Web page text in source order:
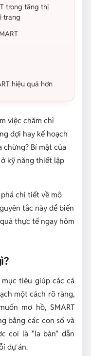
trong tăng thị
trang
hiệu quả hơn
việc chăm chỉ
đợi hay kế hoạch
Bí mật của
kỹ năng thiết lập
chi tiết về mô
tắc này để biến
thực tế ngay hôm
tiêu giúp các cá
một cách rõ ràng,
mơ hồ, SMART
bằng các con số và
coi là "la bàn" dẫn
dự án.